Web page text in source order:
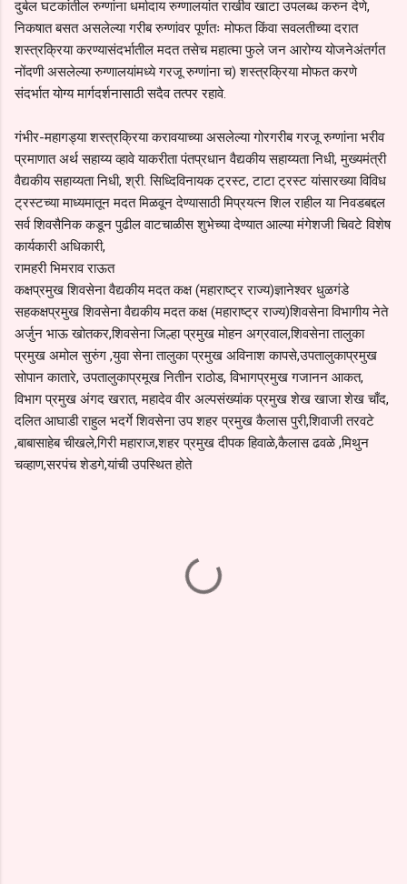
दुर्बल घटकांतील रुग्णांना धर्मादाय रुग्णालयांत राखीव खाटा उपलब्ध करुन देणे,
निकषात बसत असलेल्या गरीब रुग्णांवर पूर्णतः मोफत किंवा सवलतीच्या दरात
शस्त्रक्रिया करण्यासंदर्भातील मदत तसेच महात्मा फुले जन आरोग्य योजनेअंतर्गत
नोंदणी असलेल्या रुग्णालयांमध्ये गरजू रुग्णांना च) शस्त्रक्रिया मोफत करणे
संदर्भात योग्य मार्गदर्शनासाठी सदैव तत्पर रहावे.
गंभीर-महागड्या शस्त्रक्रिया करावयाच्या असलेल्या गोरगरीब गरजू रुग्णांना भरीव
प्रमाणात अर्थ सहाय्य व्हावे याकरीता पंतप्रधान वैद्यकीय सहाय्यता निधी, मुख्यमंत्री
वैद्यकीय सहाय्यता निधी, श्री. सिध्दिविनायक ट्रस्ट, टाटा ट्रस्ट यांसारख्या विविध
ट्रस्टच्या माध्यमातून मदत मिळवून देण्यासाठी मिप्रयत्न शिल राहील या निवडबद्दल
सर्व शिवसैनिक कडून पुढील वाटचाळीस शुभेच्या देण्यात आल्या मंगेशजी चिवटे विशेष
कार्यकारी अधिकारी,
रामहरी भिमराव राऊत
कक्षप्रमुख शिवसेना वैद्यकीय मदत कक्ष (महाराष्ट्र राज्य)ज्ञानेश्वर धुळगंडे
सहकक्षप्रमुख शिवसेना वैद्यकीय मदत कक्ष (महाराष्ट्र राज्य)शिवसेना विभागीय नेते
अर्जुन भाऊ खोतकर,शिवसेना जिल्हा प्रमुख मोहन अग्रवाल,शिवसेना तालुका
प्रमुख अमोल सुरुंग ,युवा सेना तालुका प्रमुख अविनाश कापसे,उपतालुकाप्रमुख
सोपान कातारे, उपतालुकाप्रमूख नितीन राठोड, विभागप्रमुख गजानन आकत,
विभाग प्रमुख अंगद खरात, महादेव वीर अल्पसंख्यांक प्रमुख शेख खाजा शेख चाँद,
दलित आघाडी राहुल भदर्गे शिवसेना उप शहर प्रमुख कैलास पुरी,शिवाजी तरवटे
,बाबासाहेब चीखले,गिरी महाराज,शहर प्रमुख दीपक हिवाळे,कैलास ढवळे ,मिथुन
चव्हाण,सरपंच शेडगे,यांची उपस्थित होते